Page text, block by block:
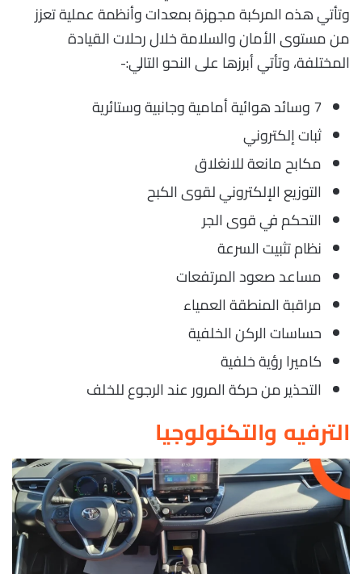
وتأتي هذه المركبة مجهزة بمعدات وأنظمة عملية تعزز
من مستوى الأمان والسلامة خلال رحلات القيادة
المختلفة، وتأتي أبرزها على النحو التالي:-
7 وسائد هوائية أمامية وجانبية وستائرية
ثبات إلكتروني
مكابح مانعة للانغلاق
التوزيع الإلكتروني لقوى الكبح
التحكم في قوى الجر
نظام تثبيت السرعة
مساعد صعود المرتفعات
مراقبة المنطقة العمياء
حساسات الركن الخلفية
كاميرا رؤية خلفية
التحذير من حركة المرور عند الرجوع للخلف
الترفيه والتكنولوجيا